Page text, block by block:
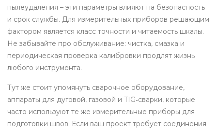
пылеудаления – эти параметры влияют на безопасность
и срок службы. Для измерительных приборов решающим
фактором является класс точности и читаемость шкалы.
Не забывайте про обслуживание: чистка, смазка и
периодическая проверка калибровки продлят жизнь
любого инструмента.
Тут же стоит упомянуть сварочное оборудование,
аппараты для дуговой, газовой и TIG‑сварки, которые
часто используют те же измерительные приборы для
подготовки швов. Если ваш проект требует соединения